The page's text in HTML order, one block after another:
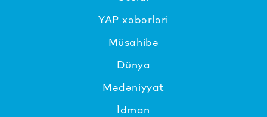
YAP xəbərləri
Müsahibə
Dünya
Mədəniyyat
İdman